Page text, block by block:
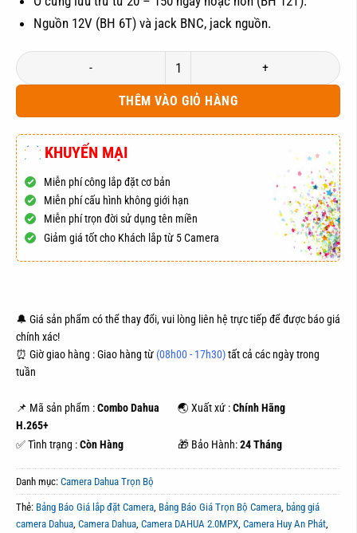
Nguồn 12V (BH 6T) và jack BNC, jack nguồn.
Trọn Bộ Lắp Đặt Camera DAHUA 2.0MPX + Đầu ghi Chuẩn H.265+ số
THÊM VÀO GIỎ HÀNG
KHUYẾN MẠI
Miễn phí công lắp đặt cơ bản
Miễn phí cấu hình không giới hạn
Miễn phí trọn đời sử dụng tên miền
Giảm giá tốt cho Khách lắp từ 5 Camera
🔔 Giá sản phẩm có thể thay đổi, vui lòng liên hệ trực tiếp để được báo giá
chính xác!
⏰ Giờ giao hàng : Giao hàng từ (08h00 - 17h30)tất cả các ngày trong
tuần
📌 Mã sản phẩm :Combo Dahua
H.265+
🌏 Xuất xứ :Chính Hãng
✅ Tình trạng :Còn Hàng 🎁 Bảo Hành:24 Tháng
Danh mục: Camera Dahua Trọn Bộ
Thẻ: Bảng Báo Giá lắp đặt Camera Bảng Báo Giá Trọn Bộ Camera bảng giá
camera Dahua Camera Dahua Camera DAHUA 2.0MPX Camera Huy An Phát